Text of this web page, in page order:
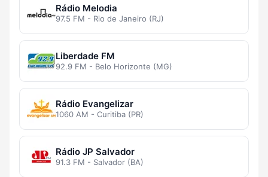
Rádio Melodia
97.5 FM - Rio de Janeiro (RJ)
Liberdade FM
92.9 FM - Belo Horizonte (MG)
Rádio Evangelizar
1060 AM - Curitiba (PR)
Rádio JP Salvador
91.3 FM - Salvador (BA)